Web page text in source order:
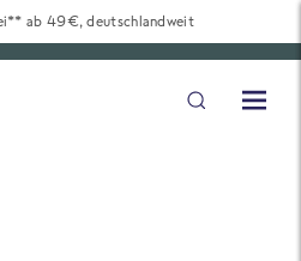
ab 49€, deutschlandweit